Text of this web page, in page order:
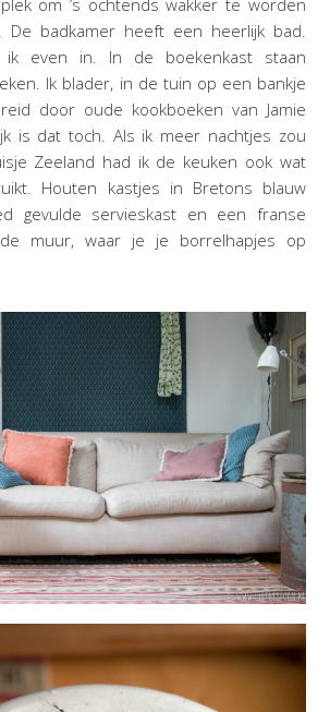
badkamer heeft een heerlijk bad.
even in. In de boekenkast staan
Ik blader, in de tuin op een bankje
door oude kookboeken van Jamie
is dat toch. Als ik meer nachtjes zou
Zeeland had ik de keuken ook wat
Houten kastjes in Bretons blauw
gevulde servieskast en een franse
muur, waar je je borrelhapjes op